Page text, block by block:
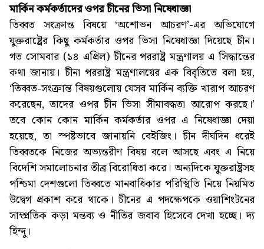
মার্কিন কর্মকর্তাদের ওপর চীনের ভিসা নিষেধাজ্ঞা
তিব্বত সংক্রান্ত বিষয়ে ‘অশোভন আচরণ’-এর অভিযোগে
যুক্তরাষ্ট্রের কিছু কর্মকর্তার ওপর ভিসা নিষেধাজ্ঞা দিয়েছে চীন।
গত সোমবার (১৪ এপ্রিল) চীনের পররাষ্ট্র মন্ত্রণালয় এ সিদ্ধান্তের
কথা জানায়। চীনা পররাষ্ট্র মন্ত্রণালয়ের এক বিবৃতিতে বলা হয়,
‘তিব্বত-সংক্রান্ত বিষয়গুলোয় যেসব মার্কিন ব্যক্তি খারাপ আচরণ
করেছেন, তাদের ওপর চীন ভিসা সীমাবদ্ধতা আরোপ করছে।’
তবে কোন কোন মার্কিন কর্মকর্তার ওপর এ নিষেধাজ্ঞা দেয়া
হয়েছে, তা স্পষ্টভাবে জানায়নি বেইজিং। চীন দীর্ঘদিন ধরেই
তিব্বতকে নিজের অভ্যন্তরীণ বিষয় বলে আসছে এবং এ নিয়ে
বিদেশি সমালোচনার তীব্র বিরোধিতা করে। অন্যদিকে যুক্তরাষ্ট্রসহ
পশ্চিমা দেশগুলো তিব্বতে মানবাধিকার পরিস্থিতি নিয়ে নিয়মিত
উদ্বেগ প্রকাশ করে থাকে। চীনের এ পদক্ষেপকে ওয়াশিংটনের
সাম্প্রতিক কড়া মন্তব্য ও নীতির জবাব হিসেবে দেখা হচ্ছে। দ্য
হিন্দু।